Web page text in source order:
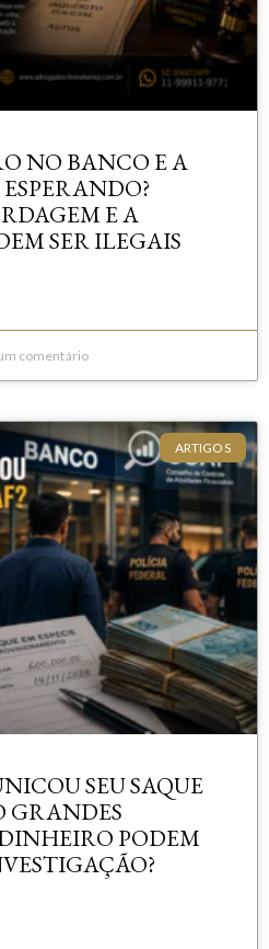
NO BANCO E A
E A
SER ILEGAIS
comentário
ARTIGOS
SEU SAQUE
GRANDES
PODEM